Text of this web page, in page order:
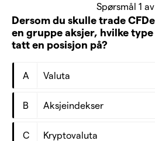
Spørsmål 1
Dersom du skulle trade
en gruppe aksjer, hvilke
tatt en posisjon på?
A Valuta
B Aksjeindekser
C Kryptovaluta